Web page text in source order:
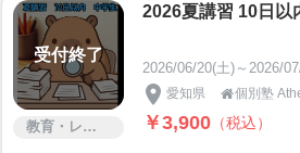
受付終了
教育・レッスン・講習
2026夏講習 10日
2026/06/20(土)～2026/
愛知県 個別塾
￥3,900 （税込）